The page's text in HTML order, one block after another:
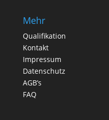
Mehr
Qualifikation
Kontakt
Impressum
Datenschutz
AGB’s
FAQ